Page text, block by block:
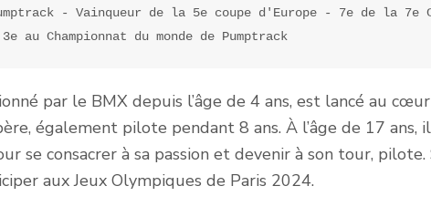
- Vainqueur de la 5e coupe d'Europe - 7e de la 7e
au Championnat du monde de Pumptrack
par le BMX depuis l’âge de 4 ans, est lancé au
également pilote pendant 8 ans. À l’âge de 17 ans,
se consacrer à sa passion et devenir à son tour,
aux Jeux Olympiques de Paris 2024.